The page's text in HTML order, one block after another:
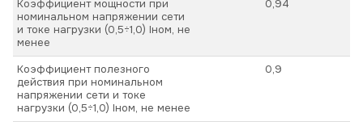
Коэффициент мощности при
номинальном напряжении сети
и токе нагрузки (0,5÷1,0) Iном, не
менее
0,94
Коэффициент полезного
действия при номинальном
напряжении сети и токе
нагрузки (0,5÷1,0) Iном, не менее
0,9